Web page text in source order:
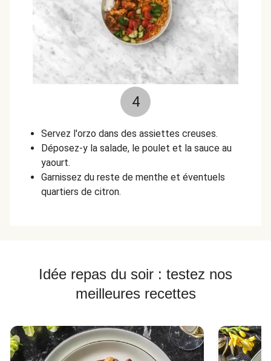
4
Servez l'orzo dans des assiettes creuses.
Déposez-y la salade, le poulet et la sauce au
yaourt.
Garnissez du reste de menthe et éventuels
quartiers de citron.
Idée repas du soir : testez nos
meilleures recettes